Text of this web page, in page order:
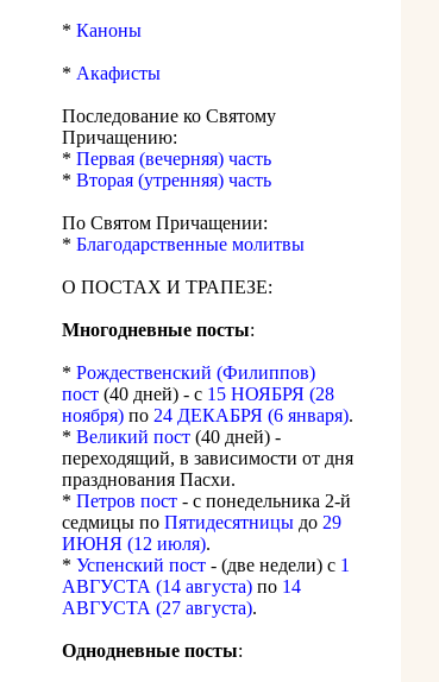
* Каноны
* Акафисты
Последование ко Святому
Причащению:
* Первая (вечерняя) часть
* Вторая (утренняя) часть
По Святом Причащении:
* Благодарственные молитвы
О ПОСТАХ И ТРАПЕЗЕ:
Многодневные посты:
* Рождественский (Филиппов)
пост (40 дней) - с 15 НОЯБРЯ (28
ноября) по 24 ДЕКАБРЯ (6 января).
* Великий пост (40 дней) -
переходящий, в зависимости от дня
празднования Пасхи.
* Петров пост - с понедельника 2-й
седмицы по Пятидесятницы до 29
ИЮНЯ (12 июля).
* Успенский пост - (две недели) с 1
АВГУСТА (14 августа) по 14
АВГУСТА (27 августа).
Однодневные посты: